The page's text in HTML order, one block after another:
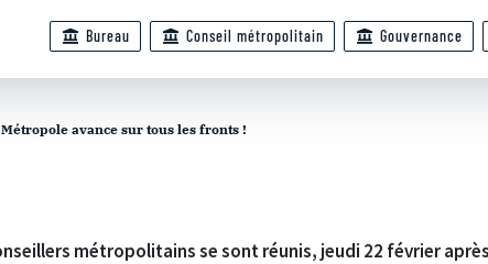
Bureau Conseil métropolitain Gouvernance
avance sur tous les fronts !
métropolitains se sont réunis, jeudi 22 février